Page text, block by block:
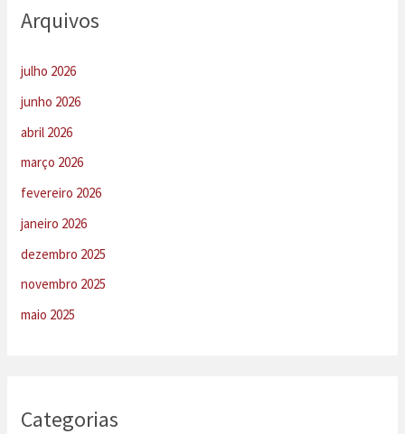
Arquivos
julho 2026
junho 2026
abril 2026
março 2026
fevereiro 2026
janeiro 2026
dezembro 2025
novembro 2025
maio 2025
Categorias